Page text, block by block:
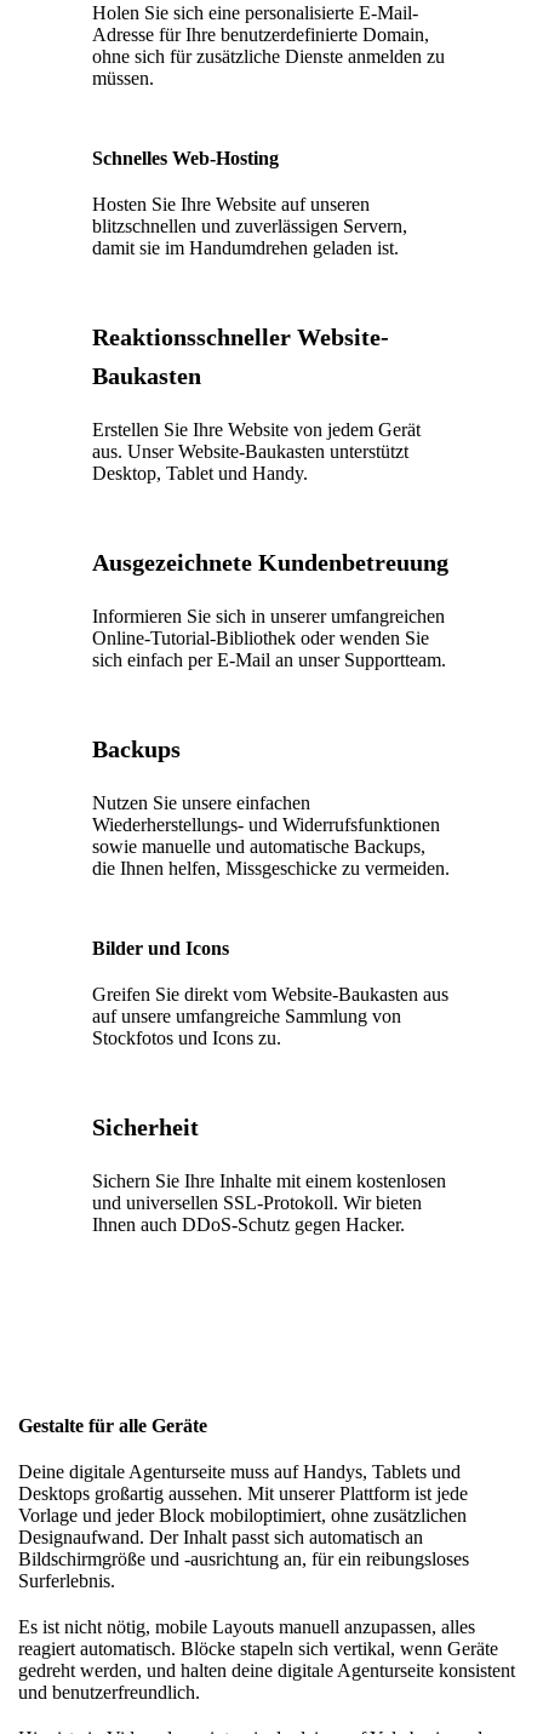
Holen Sie sich eine personalisierte E-Mail-
Adresse für Ihre benutzerdefinierte Domain,
ohne sich für zusätzliche Dienste anmelden zu
müssen.
Schnelles Web-Hosting
Hosten Sie Ihre Website auf unseren
blitzschnellen und zuverlässigen Servern,
damit sie im Handumdrehen geladen ist.
Reaktionsschneller Website-
Baukasten
Erstellen Sie Ihre Website von jedem Gerät
aus. Unser Website-Baukasten unterstützt
Desktop, Tablet und Handy.
Ausgezeichnete Kundenbetreuung
Informieren Sie sich in unserer umfangreichen
Online-Tutorial-Bibliothek oder wenden Sie
sich einfach per E-Mail an unser Supportteam.
Backups
Nutzen Sie unsere einfachen
Wiederherstellungs- und Widerrufsfunktionen
sowie manuelle und automatische Backups,
die Ihnen helfen, Missgeschicke zu vermeiden.
Bilder und Icons
Greifen Sie direkt vom Website-Baukasten aus
auf unsere umfangreiche Sammlung von
Stockfotos und Icons zu.
Sicherheit
Sichern Sie Ihre Inhalte mit einem kostenlosen
und universellen SSL-Protokoll. Wir bieten
Ihnen auch DDoS-Schutz gegen Hacker.
Gestalte für alle Geräte
Deine digitale Agenturseite muss auf Handys, Tablets und
Desktops großartig aussehen. Mit unserer Plattform ist jede
Vorlage und jeder Block mobiloptimiert, ohne zusätzlichen
Designaufwand. Der Inhalt passt sich automatisch an
Bildschirmgröße und -ausrichtung an, für ein reibungsloses
Surferlebnis.
Es ist nicht nötig, mobile Layouts manuell anzupassen, alles
reagiert automatisch. Blöcke stapeln sich vertikal, wenn Geräte
gedreht werden, und halten deine digitale Agenturseite konsistent
und benutzerfreundlich.